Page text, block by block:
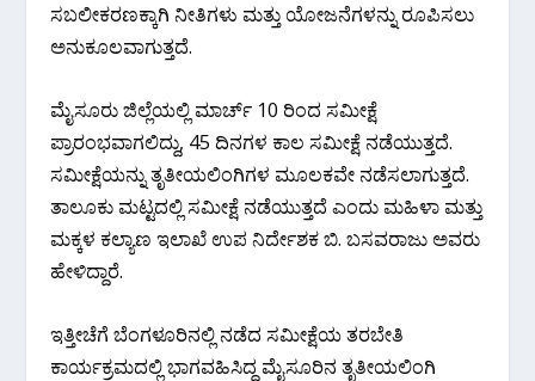
ಸಬಲೀಕರಣಕ್ಕಾಗಿ ನೀತಿಗಳು ಮತ್ತು ಯೋಜನೆಗಳನ್ನು ರೂಪಿಸಲು
ಅನುಕೂಲವಾಗುತ್ತದೆ.
ಮೈಸೂರು ಜಿಲ್ಲೆಯಲ್ಲಿ ಮಾರ್ಚ್​ 10 ರಿಂದ ಸಮೀಕ್ಷೆ
ಪ್ರಾರಂಭವಾಗಲಿದ್ದು, 45 ದಿನಗಳ ಕಾಲ ಸಮೀಕ್ಷೆ ನಡೆಯುತ್ತದೆ.
ಸಮೀಕ್ಷೆಯನ್ನು ತೃತೀಯಲಿಂಗಿಗಳ ಮೂಲಕವೇ ನಡೆಸಲಾಗುತ್ತದೆ.
ತಾಲೂಕು ಮಟ್ಟದಲ್ಲಿ ಸಮೀಕ್ಷೆ ನಡೆಯುತ್ತದೆ ಎಂದು ಮಹಿಳಾ ಮತ್ತು
ಮಕ್ಕಳ ಕಲ್ಯಾಣ ಇಲಾಖೆ ಉಪ ನಿರ್ದೇಶಕ ಬಿ. ಬಸವರಾಜು ಅವರು
ಹೇಳಿದ್ದಾರೆ.
ಇತ್ತೀಚೆಗೆ ಬೆಂಗಳೂರಿನಲ್ಲಿ ನಡೆದ ಸಮೀಕ್ಷೆಯ ತರಬೇತಿ
ಕಾರ್ಯಕ್ರಮದಲ್ಲಿ ಭಾಗವಹಿಸಿದ್ದ ಮೈಸೂರಿನ ತೃತೀಯಲಿಂಗಿ